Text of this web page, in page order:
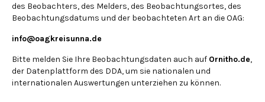
des Beobachters, des Melders, des Beobachtungsortes, des
Beobachtungsdatums und der beobachteten Art an die OAG:
info@oagkreisunna.de
Bitte melden Sie Ihre Beobachtungsdaten auch auf Ornitho.de,
der Datenplattform des DDA, um sie nationalen und
internationalen Auswertungen unterziehen zu können.